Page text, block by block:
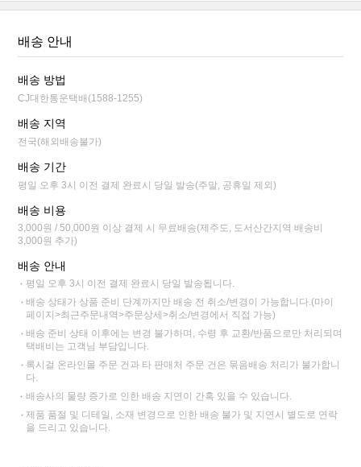
배송 안내
배송 방법
CJ대한통운택배(1588-1255)
배송 지역
전국(해외배송불가)
배송 기간
평일 오후 3시 이전 결제 완료시 당일 발송(주말, 공휴일 제외)
배송 비용
3,000원 / 50,000원 이상 결제 시 무료배송(제주도, 도서산간지역 배송비
3,000원 추가)
배송 안내
평일 오후 3시 이전 결제 완료시 당일 발송됩니다.
배송 상태가 상품 준비 단계까지만 배송 전 취소/변경이 가능합니다.(마이
페이지>최근주문내역>주문상세>취소/변경에서 직접 가능)
배송 준비 상태 이후에는 변경 불가하며, 수령 후 교환/반품으로만 처리되며
택배비는 고객님 부담입니다.
록시걸 온라인몰 주문 건과 타 판매처 주문 건은 묶음배송 처리가 불가합니
다.
배송사의 물량 증가로 인한 배송 지연이 간혹 있을 수 있습니다.
제품 품절 및 디테일, 소재 변경으로 인한 배송 불가 및 지연시 별도로 연락
을 드리고 있습니다.